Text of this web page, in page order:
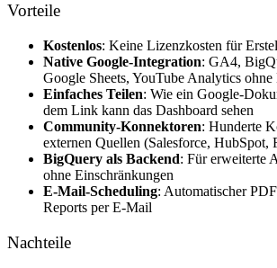
Vorteile
Kostenlos: Keine Lizenzkosten für
Native Google-Integration: GA4,
Google Sheets, YouTube Analytics
Einfaches Teilen: Wie ein Google-
dem Link kann das Dashboard sehen
Community-Konnektoren: Hunderte
externen Quellen (Salesforce, HubSpot,
BigQuery als Backend: Für erweiterte
ohne Einschränkungen
E-Mail-Scheduling: Automatischer
Reports per E-Mail
Nachteile